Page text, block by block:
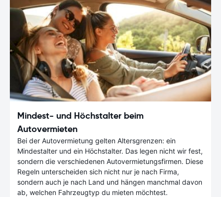
Mindest- und Höchstalter beim
Autovermieten
Bei der Autovermietung gelten Altersgrenzen: ein
Mindestalter und ein Höchstalter. Das legen nicht wir fest,
sondern die verschiedenen Autovermietungsfirmen. Diese
Regeln unterscheiden sich nicht nur je nach Firma,
sondern auch je nach Land und hängen manchmal davon
ab, welchen Fahrzeugtyp du mieten möchtest.